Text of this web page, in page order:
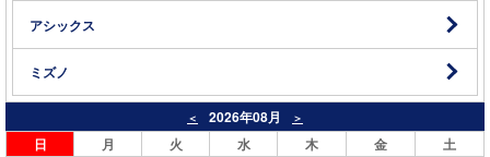
アシックス
ミズノ
＜ 2026年08月 ＞
日 月 火 水 木 金 土